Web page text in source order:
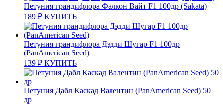
Петуния грандифлора Фалкон Вайт F1 100др (Sakata)
189 ₽ КУПИТЬ
Петуния грандифлора Дэдди Шугар F1 100др
(PanAmerican Seed)
139 ₽ КУПИТЬ
Петуния Дабл Каскад Валентин (PanAmerican Seed) 50
др